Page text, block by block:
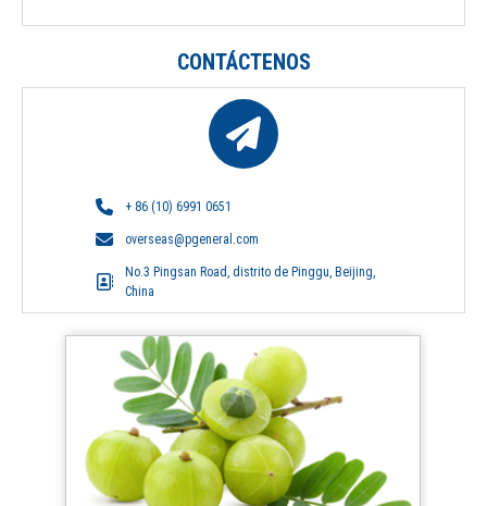
CONTÁCTENOS
+ 86 (10) 6991 0651
overseas@pgeneral.com
No.3 Pingsan Road, distrito de Pinggu, Beijing,
China